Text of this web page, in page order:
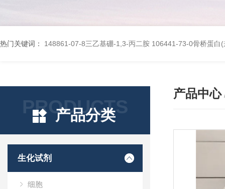
热门关键词： 148861-07-8三乙基硼-1,3-丙二胺 106441-73-0骨桥蛋白
PRODUCTS
产品分类
生化试剂
细胞
产品中心